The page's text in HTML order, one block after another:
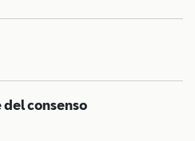
consenso